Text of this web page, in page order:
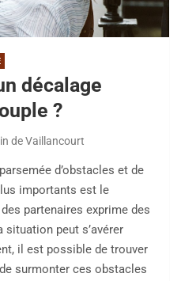
décalage
?
de Vaillancourt
d’obstacles et de
importants est le
des partenaires exprime des
situation peut s’avérer
il est possible de trouver
surmonter ces obstacles